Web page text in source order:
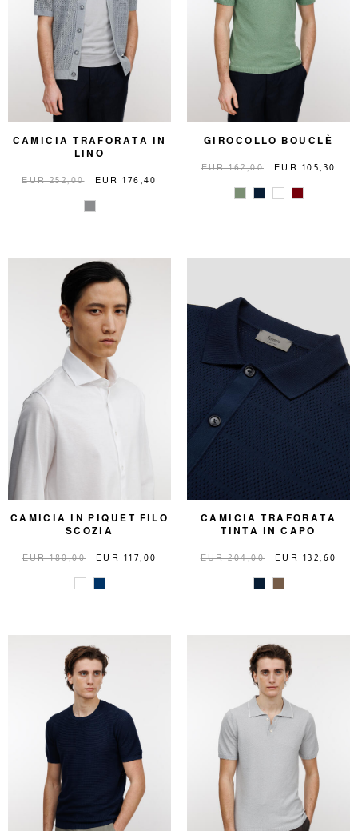
CAMICIA TRAFORATA IN
LINO
EUR 252,00 EUR 176,40
GIROCOLLO BOUCLÈ
EUR 162,00 EUR 105,30
CAMICIA IN PIQUET FILO
SCOZIA
EUR 180,00 EUR 117,00
CAMICIA TRAFORATA
TINTA IN CAPO
EUR 204,00 EUR 132,60